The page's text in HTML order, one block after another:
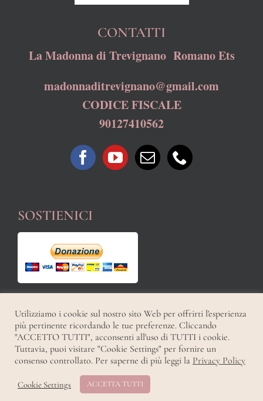
CONTATTI
La Madonna di Trevignano Romano Ets
madonnaditrevignano@gmail.com
CODICE FISCALE
90127410562
SOSTIENICI
Copyright 2021 | All Rights Reserved | Powered by | Privacy Policy
FacebookYouTube
Utilizziamo i cookie sul nostro sito Web per offrirti l'esperienza
più pertinente ricordando le tue preferenze. Cliccando
"ACCETTO TUTTI", acconsenti all'uso di TUTTI i cookie.
Tuttavia, puoi visitare "Cookie Settings" per fornire un
consenso controllato. Per saperne di più leggi la Privacy Policy
Cookie Settings ACCETTA TUTTI